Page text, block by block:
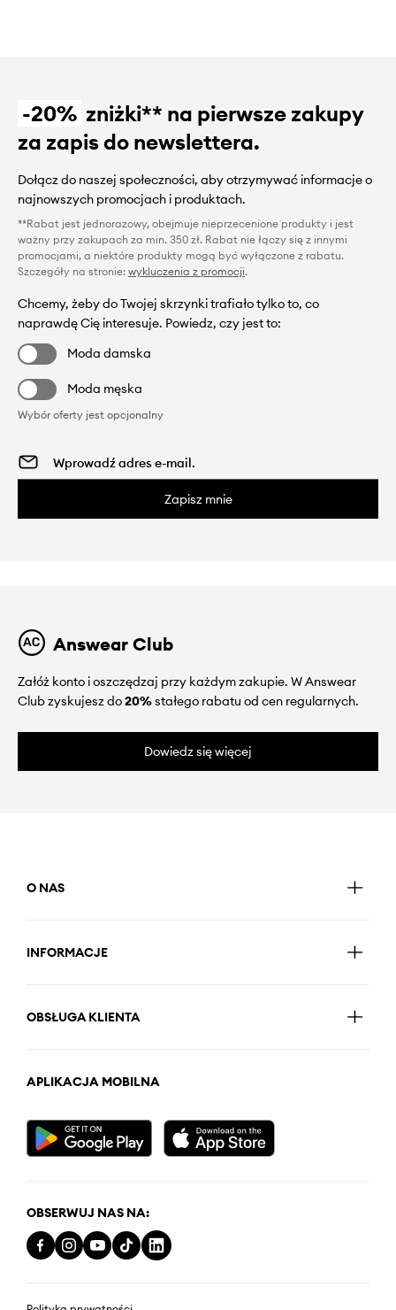
-20% zniżki** na pierwsze zakupy
za zapis do newslettera.
Dołącz do naszej społeczności, aby otrzymywać informacje o
najnowszych promocjach i produktach.
**Rabat jest jednorazowy, obejmuje nieprzecenione produkty i jest
ważny przy zakupach za min. 350 zł. Rabat nie łączy się z innymi
promocjami, a niektóre produkty mogą być wyłączone z rabatu.
Szczegóły na stronie: wykluczenia z promocji.
Chcemy, żeby do Twojej skrzynki trafiało tylko to, co
naprawdę Cię interesuje. Powiedz, czy jest to:
Moda damska
Moda męska
Wybór oferty jest opcjonalny
Zapisz mnie
Answear Club
Załóż konto i oszczędzaj przy każdym zakupie. W Answear
Club zyskujesz do20%stałego rabatu od cen regularnych.
Dowiedz się więcej
O NAS
INFORMACJE
OBSŁUGA KLIENTA
APLIKACJA MOBILNA
OBSERWUJ NAS NA: